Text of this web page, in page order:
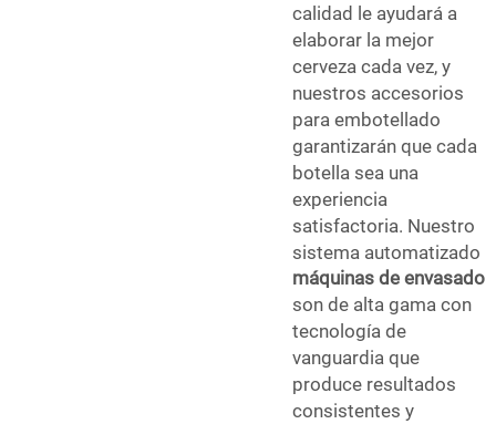
calidad le ayudará a
elaborar la mejor
cerveza cada vez, y
nuestros accesorios
para embotellado
garantizarán que cada
botella sea una
experiencia
satisfactoria. Nuestro
sistema automatizado
máquinas de envasado
son de alta gama con
tecnología de
vanguardia que
produce resultados
consistentes y